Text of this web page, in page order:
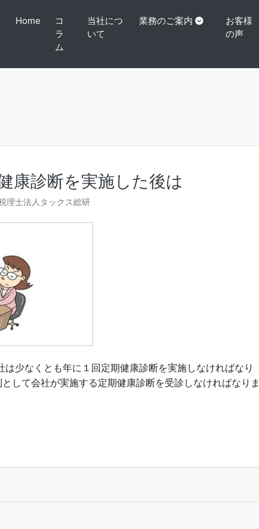
Home
コ
ラ
ム
当社につ
いて
業務のご案内
お客様
の声
康診断を実施した後は
理士法人タックス総研
少なくとも年に１回定期健康診断を実施しなければなり
して会社が実施する定期健康診断を受診しなければなりま